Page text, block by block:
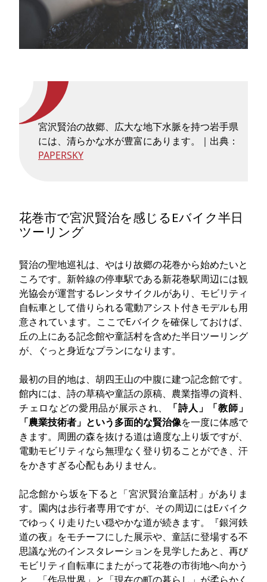
宮沢賢治の故郷、広大な地下水脈を持つ岩手県
には、清らかな水が豊富にあります。｜出典：
PAPERSKY
花巻市で宮沢賢治を感じるEバイク半日
ツーリング
賢治の聖地巡礼は、やはり故郷の花巻から始めたいと
ころです。新幹線の停車駅である新花巻駅周辺には観
光協会が運営するレンタサイクルがあり、モビリティ
自転車として借りられる電動アシスト付きモデルも用
意されています。ここでEバイクを確保しておけば、
丘の上にある記念館や童話村を含めた半日ツーリング
が、ぐっと身近なプランになります。
最初の目的地は、胡四王山の中腹に建つ記念館です。
館内には、詩の草稿や童話の原稿、農業指導の資料、
チェロなどの愛用品が展示され、
「詩人」「教師」
「農業技術者」という多面的な賢治像を一度に体感で
きます。周囲の森を抜ける道は適度な上り坂ですが、
電動モビリティなら無理なく登り切ることができ、汗
をかきすぎる心配もありません。
記念館から坂を下ると「宮沢賢治童話村」がありま
す。園内は歩行者専用ですが、その周辺にはEバイク
でゆっくり走りたい穏やかな道が続きます。『銀河鉄
道の夜』をモチーフにした展示や、童話に登場する不
思議な光のインスタレーションを見学したあと、再び
モビリティ自転車にまたがって花巻の市街地へ向かう